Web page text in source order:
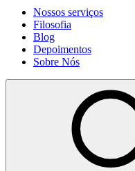
Nossos serviços
Filosofia
Blog
Depoimentos
Sobre Nós